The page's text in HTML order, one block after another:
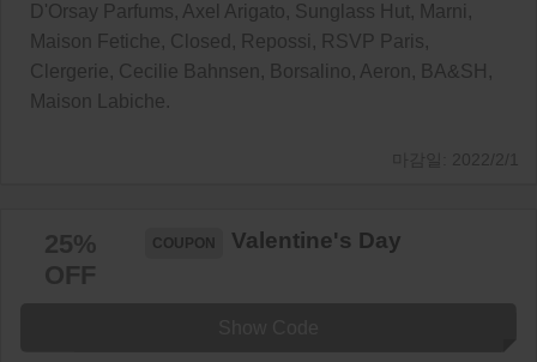
D'Orsay Parfums, Axel Arigato, Sunglass Hut, Marni,
Maison Fetiche, Closed, Repossi, RSVP Paris,
Clergerie, Cecilie Bahnsen, Borsalino, Aeron, BA&SH,
Maison Labiche.
25%
OFF
Valentine's Day